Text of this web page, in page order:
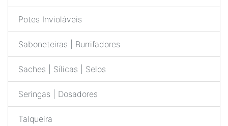
Potes Invioláveis
Saboneteiras | Burrifadores
Saches | Sílicas | Selos
Seringas | Dosadores
Talqueira